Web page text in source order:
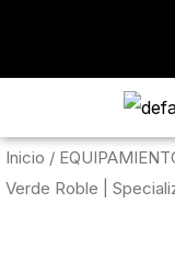
Inicio /
Verde Roble |